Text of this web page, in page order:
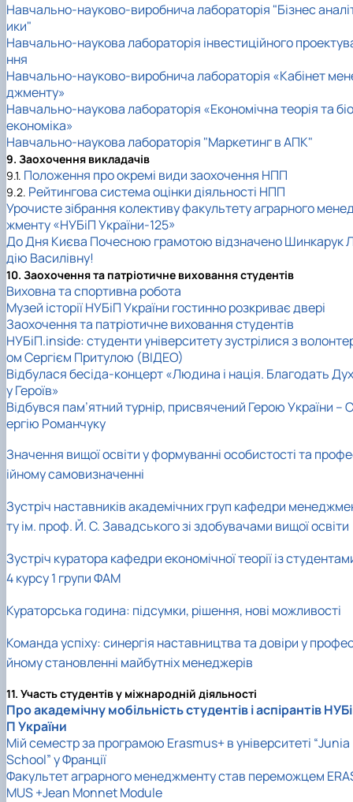
Навчально-науково-виробнича лабораторія "Бізнес
ики"
Навчально-наукова лабораторія інвестиційного
ння
Навчально-науково-виробнича лабораторія «Кабінет
джменту»
Навчально-наукова лабораторія «Економічна теорія та біо
економіка»
Навчально-наукова лабораторія "Маркетинг в АПК"
9. Заохочення викладачів
9.1. Положення про окремі види заохочення НПП
9.2. Рейтингова система оцінки діяльності НПП
Урочисте зібрання колективу факультету аграрного
жменту «НУБіП України-125»
До Дня Києва Почесною грамотою відзначено Шинкарук
дію Василівну!
10. Заохочення та патріотичне виховання студентів
Виховна та спортивна робота
Музей історії НУБіП України гостинно розкриває двері
Заохочення та патріотичне виховання студентів
НУБіП.inside: студенти університету зустрілися з
ом Сергієм Притулою (ВІДЕО)
Відбулася бесіда-концерт «Людина і нація. Благодать Дух
у Героїв»
Відбувся пам’ятний турнір, присвячений Герою України – С
ергію Романчуку
Значення вищої освіти у формуванні особистості та
ійному самовизначенні
Зустріч наставників академічних груп кафедри
ту ім. проф. Й. С. Завадського зі здобувачами вищої освіти
Зустріч куратора кафедри економічної теорії із
4 курсу 1 групи ФАМ
Кураторська година: підсумки, рішення, нові можливості
Команда успіху: синергія наставництва та довіри у
йному становленні майбутніх менеджерів
11. Участь студентів у міжнародній діяльності
Про академічну мобільність студентів і аспірантів НУБі
П України
Мій семестр за програмою Erasmus+ в університеті “Junia
School” у Франції
Факультет аграрного менеджменту став переможцем
MUS +Jean Monnet Module